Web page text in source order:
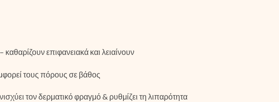
επιφανειακά και λειαίνουν
τους πόρους σε βάθος
τον δερματικό φραγμό & ρυθμίζει τη λιπαρότητα